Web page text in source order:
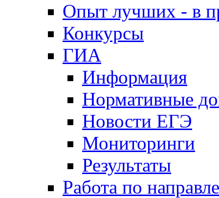
Опыт лучших - в
Конкурсы
ГИА
Информация
Нормативные
Новости ЕГЭ
Мониторинги
Результаты
Работа по